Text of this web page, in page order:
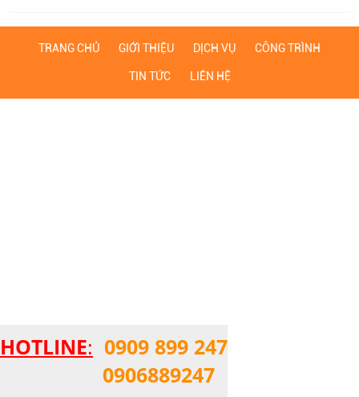
HOTLINE: 0909 899 247
0906889247
TRANG CHỦ GIỚI THIỆU DỊCH VỤ CÔNG TRÌNH
TIN TỨC LIÊN HỆ